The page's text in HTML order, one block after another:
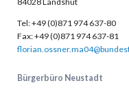
Tel: +49 (0)871 974 637-80
Fax: +49 (0)871 974 637-81
Bürgerbüro Neustadt